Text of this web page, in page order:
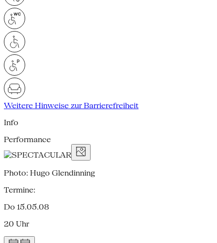
Weitere Hinweise zur Barrierefreiheit
Info
Performance
Photo: Hugo Glendinning
Termine:
Do 15.05.08
20 Uhr